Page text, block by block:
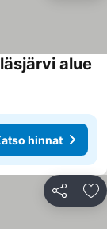
alue
hinnat
Jaa